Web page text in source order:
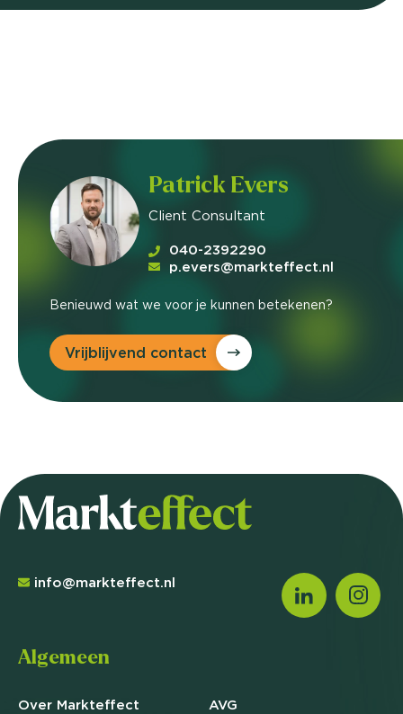
Patrick Evers
Client Consultant
040-2392290
p.evers@markteffect.nl
Benieuwd wat we voor je kunnen betekenen?
Vrijblijvend contact
info@markteffect.nl
Algemeen
Over Markteffect
AVG